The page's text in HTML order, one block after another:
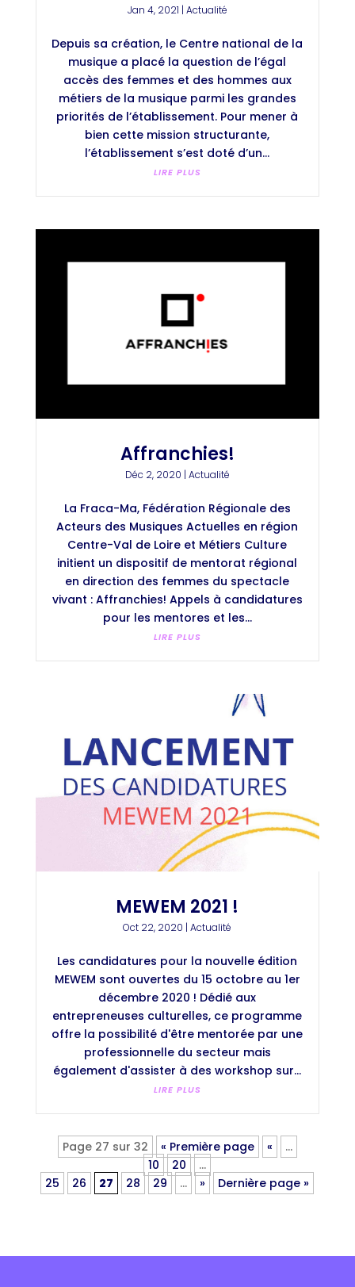
Jan 4, 2021 | Actualité
Depuis sa création, le Centre national de la
musique a placé la question de l’égal
accès des femmes et des hommes aux
métiers de la musique parmi les grandes
priorités de l’établissement. Pour mener à
bien cette mission structurante,
l’établissement s’est doté d’un...
LIRE PLUS
Affranchies!
Déc 2, 2020 | Actualité
La Fraca-Ma, Fédération Régionale des
Acteurs des Musiques Actuelles en région
Centre-Val de Loire et Métiers Culture
initient un dispositif de mentorat régional
en direction des femmes du spectacle
vivant : Affranchies! Appels à candidatures
pour les mentores et les...
LIRE PLUS
MEWEM 2021 !
Oct 22, 2020 |Actualité
Les candidatures pour la nouvelle édition
MEWEM sont ouvertes du 15 octobre au 1er
décembre 2020 ! Dédié aux
entrepreneuses culturelles, ce programme
offre la possibilité d'être mentorée par une
professionnelle du secteur mais
également d'assister à des workshop sur...
LIRE PLUS
Page 27 sur 32 « Première page «
…
10
20
…
25
26 27 28 29 … » Dernière page »